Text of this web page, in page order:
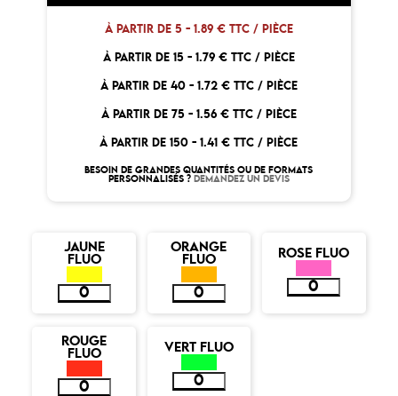
À PARTIR DE 5 - 1.89 € TTC / PIÈCE
À PARTIR DE 15 - 1.79 € TTC / PIÈCE
À PARTIR DE 40 - 1.72 € TTC / PIÈCE
À PARTIR DE 75 - 1.56 € TTC / PIÈCE
À PARTIR DE 150 -1.41 € TTC / PIÈCE
BESOIN DE GRANDES QUANTITÉS OU DE FORMATS
PERSONNALISÉS ? DEMANDEZ UN DEVIS
JAUNE
FLUO
ORANGE
FLUO
ROSE FLUO
ROUGE
FLUO
VERT FLUO